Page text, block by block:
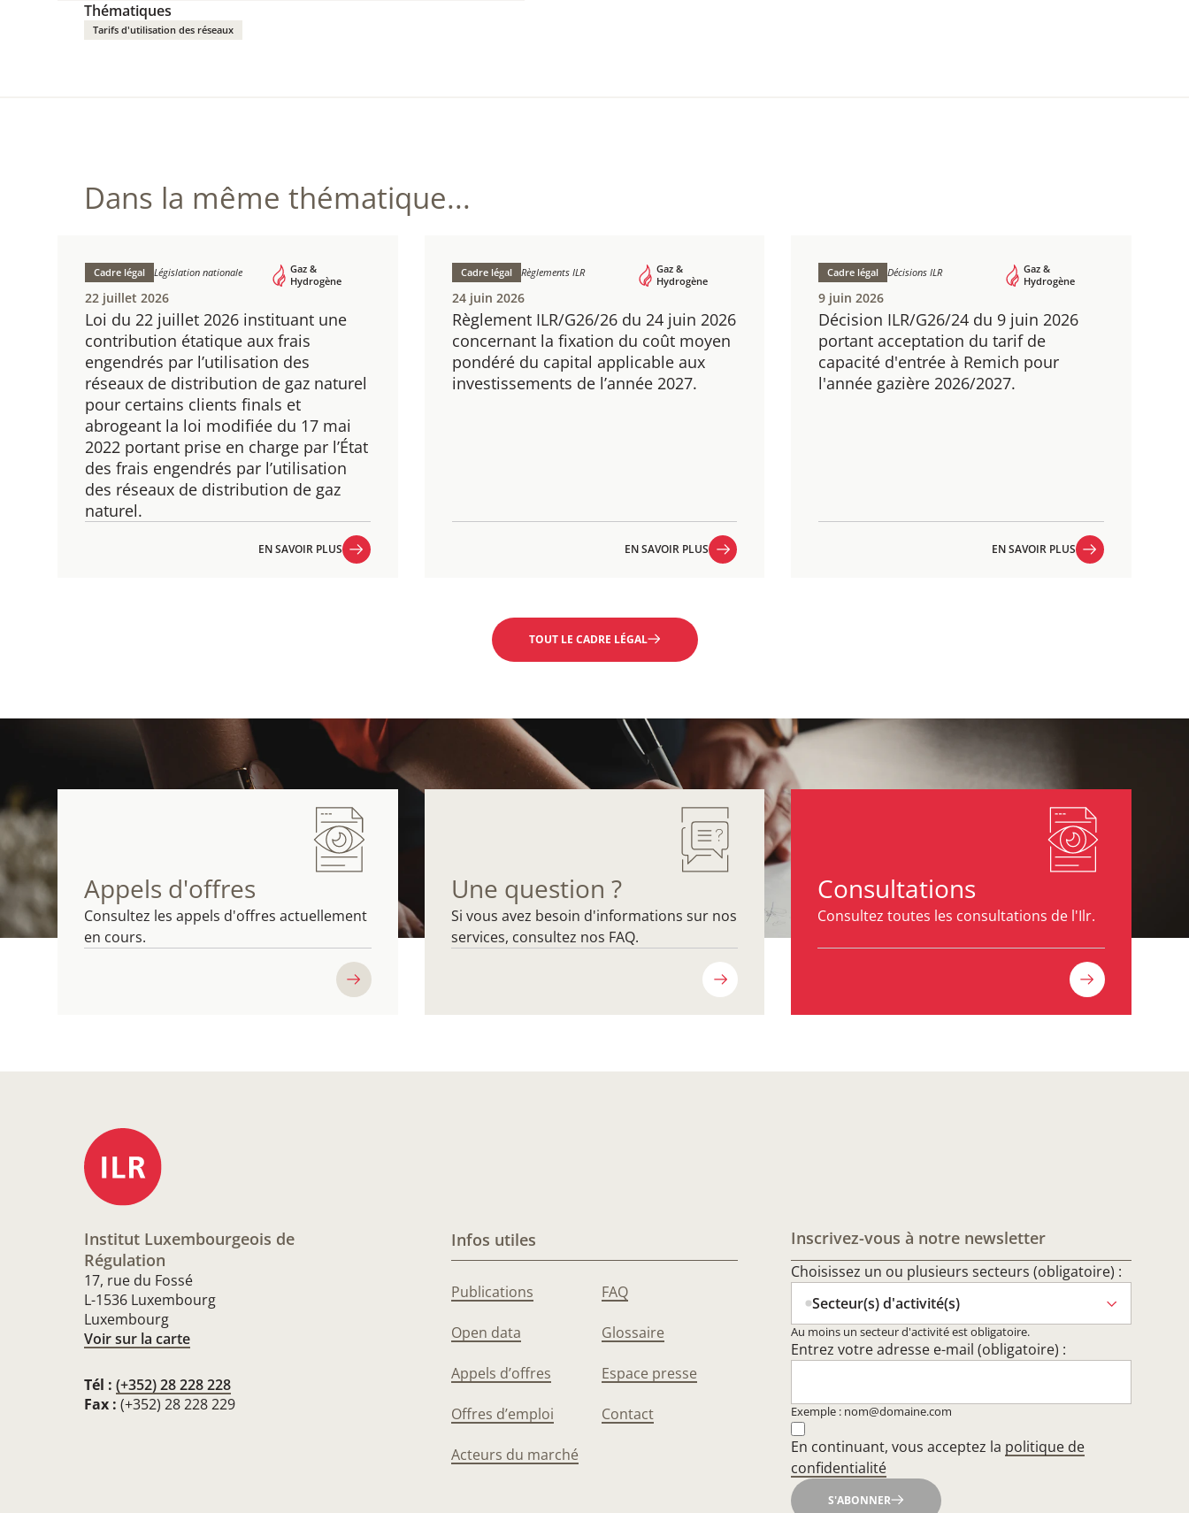
Thématiques
Tarifs d'utilisation des réseaux
Dans la même thématique...
Loi du 22 juillet 2026 instituant une
contribution étatique aux frais
engendrés par l’utilisation des
réseaux de distribution de gaz naturel
pour certains clients finals et
abrogeant la loi modifiée du 17 mai
2022 portant prise en charge par l’État
des frais engendrés par l’utilisation
des réseaux de distribution de gaz
naturel.
Cadre légal Législation nationale
Gaz &
Hydrogène
22 juillet 2026
EN SAVOIR PLUS
Règlement ILR/G26/26 du 24 juin 2026
concernant la fixation du coût moyen
pondéré du capital applicable aux
investissements de l’année 2027.
Cadre légal Règlements ILR
Gaz &
Hydrogène
24 juin 2026
EN SAVOIR PLUS
Décision ILR/G26/24 du 9 juin 2026
portant acceptation du tarif de
capacité d'entrée à Remich pour
l'année gazière 2026/2027.
Cadre légal Décisions ILR
Gaz &
Hydrogène
9 juin 2026
EN SAVOIR PLUS
TOUT LE CADRE LÉGAL
Appels d'offres
Consultez les appels d'offres actuellement
en cours.
Une question ?
Si vous avez besoin d'informations sur nos
services, consultez nos FAQ.
Consultations
Consultez toutes les consultations de l'Ilr.
Institut Luxembourgeois de
Régulation
17, rue du Fossé
L-1536 Luxembourg
Luxembourg
Voir sur la carte
Tél : (+352) 28 228 228
Fax : (+352) 28 228 229
Infos utiles
Publications
Open data
Appels d’offres
Offres d’emploi
Acteurs du marché
FAQ
Glossaire
Espace presse
Contact
Inscrivez-vous à notre newsletter
Choisissez un ou plusieurs secteurs (obligatoire) :
Secteur(s) d'activité(s)
Au moins un secteur d'activité est obligatoire.
Entrez votre adresse e-mail (obligatoire) :
Exemple : nom@domaine.com
En continuant, vous acceptez la politique de
confidentialité
S'ABONNER